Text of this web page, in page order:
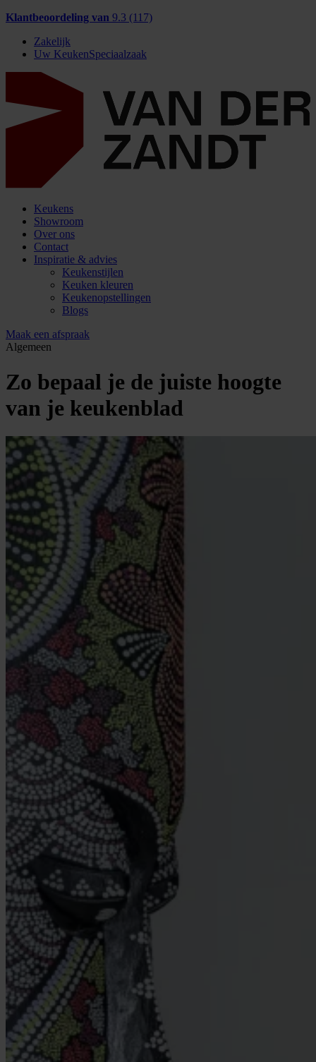
Klantbeoordeling van 9.3 (117)
Zakelijk
Uw KeukenSpeciaalzaak
Keukens
Showroom
Over ons
Contact
Inspiratie & advies
Keukenstijlen
Keuken kleuren
Keukenopstellingen
Blogs
Maak een afspraak
Algemeen
Zo bepaal je de juiste hoogte
van je keukenblad